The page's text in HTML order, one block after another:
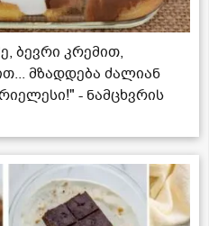
ბევრი კრემით,
მზადდება ძალიან
- ნამცხვრის